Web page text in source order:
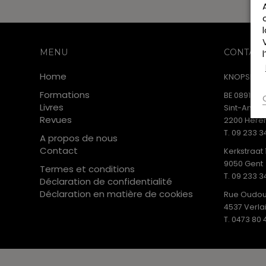
MENU
Home
Formations
Livres
Revues
A propos de nous
Contact
Termes et conditions
Déclaration de confidentialité
Déclaration en matière de cookies
CONTACT
BE
Sint-
2200
T. 09 233
Kerkstraat
9050 Gent
T. 09 233
Rue
4537
T. 0473 80